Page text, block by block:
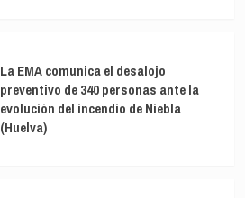
La EMA comunica el desalojo
preventivo de 340 personas ante la
evolución del incendio de Niebla
(Huelva)